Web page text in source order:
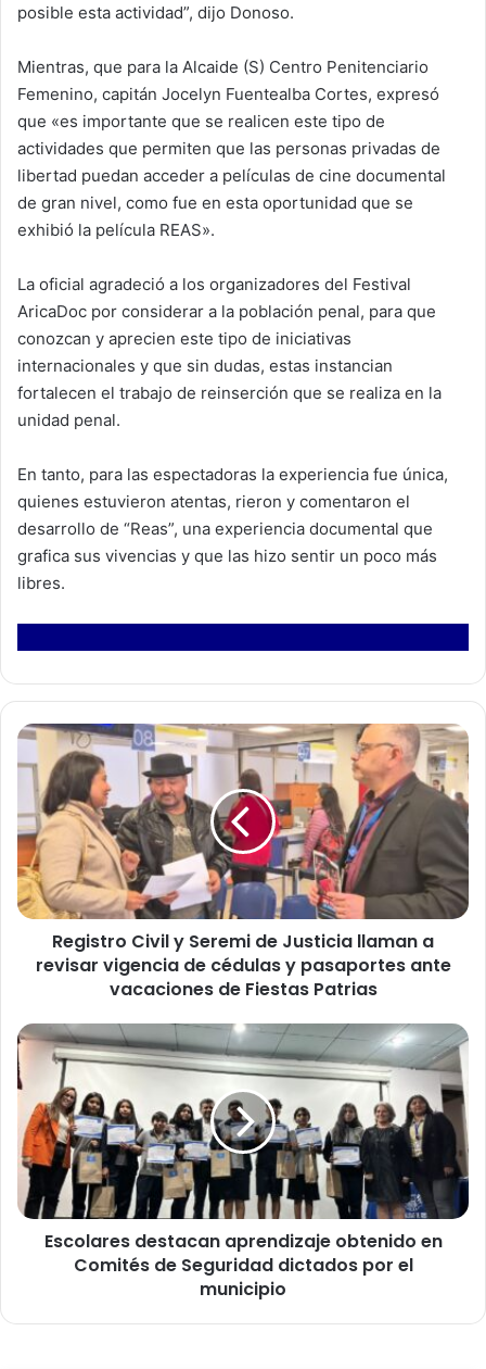
posible esta actividad”, dijo Donoso.
Mientras, que para la Alcaide (S) Centro Penitenciario
Femenino, capitán Jocelyn Fuentealba Cortes, expresó
que «es importante que se realicen este tipo de
actividades que permiten que las personas privadas de
libertad puedan acceder a películas de cine documental
de gran nivel, como fue en esta oportunidad que se
exhibió la película REAS».
La oficial agradeció a los organizadores del Festival
AricaDoc por considerar a la población penal, para que
conozcan y aprecien este tipo de iniciativas
internacionales y que sin dudas, estas instancian
fortalecen el trabajo de reinserción que se realiza en la
unidad penal.
En tanto, para las espectadoras la experiencia fue única,
quienes estuvieron atentas, rieron y comentaron el
desarrollo de “Reas”, una experiencia documental que
grafica sus vivencias y que las hizo sentir un poco más
libres.
R
s
t
r
o
C
y
S
e
e
m
i
e
i
Registro Civil y Seremi de Justicia llaman a
revisar vigencia de cédulas y pasaportes ante
vacaciones de Fiestas Patrias
E
s
c
a
r
s
Escolares destacan aprendizaje obtenido en
Comités de Seguridad dictados por el
municipio